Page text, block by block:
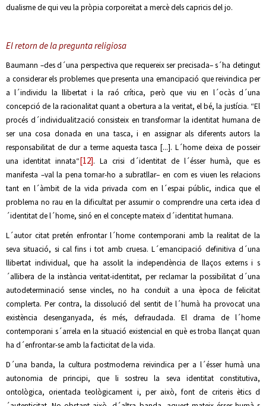
dualisme de qui veu la pròpia corporeïtat a mercè dels capricis del jo.
El retorn de la pregunta religiosa
Baumann –des d´una perspectiva que requereix ser precisada– s´ha detingut
a considerar els problemes que presenta una emancipació que reivindica per
a l´individu la llibertat i la raó crítica, però que viu en l´ocàs d´una
concepció de la racionalitat quant a obertura a la veritat, el bé, la justícia. “El
procés d´individualització consisteix en transformar la identitat humana de
ser una cosa donada en una tasca, i en assignar als diferents autors la
responsabilitat de dur a terme aquesta tasca [...]. L´home deixa de posseir
una identitat innata“[12]. La crisi d´identitat de l´ésser humà, que es
manifesta –val la pena tornar-ho a subratllar– en com es viuen les relacions
tant en l´àmbit de la vida privada com en l´espai públic, indica que el
problema no rau en la dificultat per assumir o comprendre una certa idea d
´identitat de l´home, sinó en el concepte mateix d´identitat humana.
L´autor citat pretén enfrontar l´home contemporani amb la realitat de la
seva situació, si cal fins i tot amb cruesa. L´emancipació definitiva d´una
llibertat individual, que ha assolit la independència de llaços externs i s
´allibera de la instància veritat-identitat, per reclamar la possibilitat d´una
autodeterminació sense vincles, no ha conduït a una època de felicitat
complerta. Per contra, la dissolució del sentit de l´humà ha provocat una
existència desenganyada, és més, defraudada. El drama de l´home
contemporani s´arrela en la situació existencial en què es troba llançat quan
ha d´enfrontar-se amb la facticitat de la vida.
D´una banda, la cultura postmoderna reivindica per a l´ésser humà una
autonomia de principi, que li sostreu la seva identitat constitutiva,
ontològica, orientada teològicament i, per això, font de criteris ètics d